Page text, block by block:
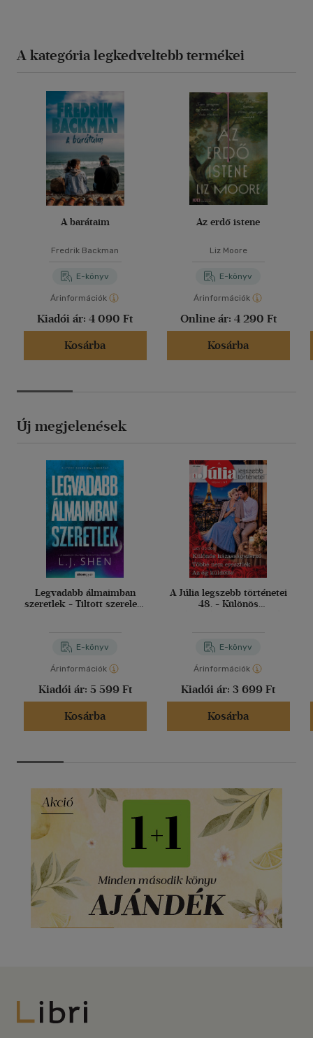
A kategória legkedveltebb termékei
A barátaim
Fredrik Backman
E-könyv
Árinformációk
Kiadói ár: 4 090 Ft
Kosárba
Az erdő istene
Liz Moore
E-könyv
Árinformációk
Online ár: 4 290 Ft
Kosárba
Új megjelenések
Legvadabb álmaimban
szeretlek - Tiltott szerelem
E-könyv
Árinformációk
Kiadói ár: 5 599 Ft
Kosárba
A Júlia legszebb történetei
48. - Különös
E-könyv
Árinformációk
Kiadói ár: 3 699 Ft
Kosárba
Libri